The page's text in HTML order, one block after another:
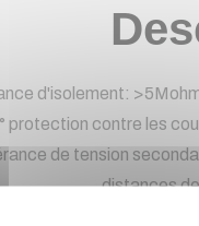
d'isolement:
contre les
de tension
distances